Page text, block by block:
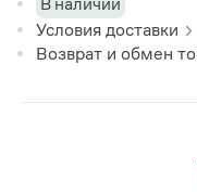
Условия доставки
Возврат и обмен